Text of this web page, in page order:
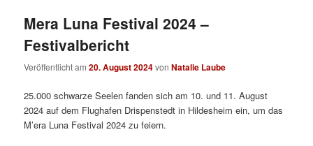
Mera Luna Festival 2024 –
Festivalbericht
Veröffentlicht am20. August 2024vonNatalie Laube
25.000 schwarze Seelen fanden sich am 10. und 11. August
2024 auf dem Flughafen Drispenstedt in Hildesheim ein, um das
M’era Luna Festival 2024 zu feiern.